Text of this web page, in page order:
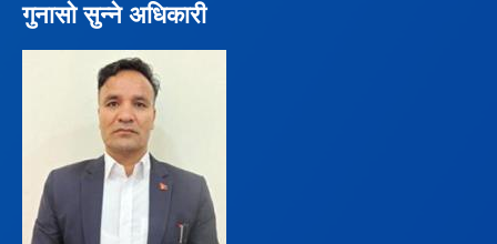
गुनासो सुन्ने अधिकारी